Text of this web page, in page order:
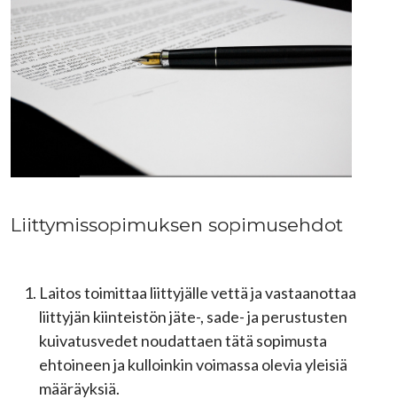
Liittymissopimuksen sopimusehdot
Laitos toimittaa liittyjälle vettä ja vastaanottaa
liittyjän kiinteistön jäte-, sade- ja perustusten
kuivatusvedet noudattaen tätä sopimusta
ehtoineen ja kulloinkin voimassa olevia yleisiä
määräyksiä.